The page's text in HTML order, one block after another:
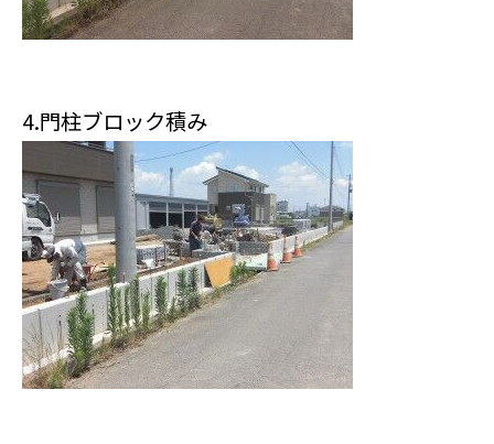
4.門柱ブロック積み